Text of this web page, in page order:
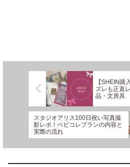
【SHEIN購
ズレも正直
品・文房具
スタジオアリス100日祝い写真撮
影レポ！ベビコレプランの内容と
実際の流れ